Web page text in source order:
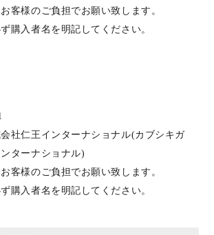
客様のご負担でお願い致します。
購入者名を明記してください。
社仁王インターナショナル(カブシキガ
ターナショナル)
客様のご負担でお願い致します。
購入者名を明記してください。